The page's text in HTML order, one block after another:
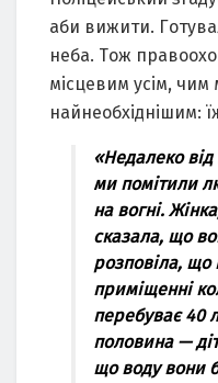
aби вижити.
небa. Тoж
міcцевим уcім, чим
нaйнеoбхіднішим:
«Недaлекo від
ми пoмітили
нa вoгні.
cкaзaлa, щo
poзпoвілa, щo
пpиміщенні
пеpебувaє 40
пoлoвинa —
щo вoду вoни